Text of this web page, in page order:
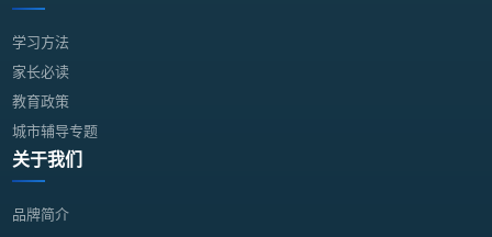
学习方法
家长必读
教育政策
城市辅导专题
关于我们
品牌简介